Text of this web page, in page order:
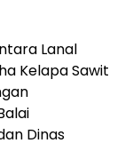
Lanal
Kelapa Sawit
Dinas